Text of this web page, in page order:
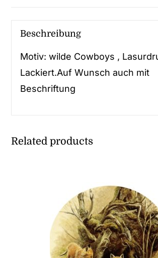
Beschreibung
Motiv: wilde Cowboys ,
Lackiert.Auf Wunsch auch mit
Beschriftung
Related products